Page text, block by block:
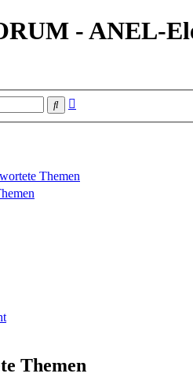
- ANEL-
Suche
Themen
Themen